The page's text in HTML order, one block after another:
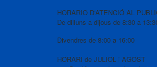
HORARIO D'ATENCIÓ AL
De dilluns a dijous de 8:30 a
Divendres de 8:00 a 16:00
HORARI de JULIOL i AGOST